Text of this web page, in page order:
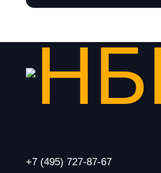
+7 (495) 727-87-67